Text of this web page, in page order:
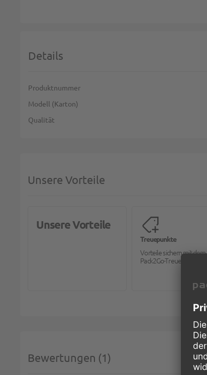
Details
Weitere Informationen
Produktnummer
Modell (Karton)
Qualität
Unsere Vorteile
Unsere Vorteile
Treuepunkte
Vorteile sichern mit dem
Pack2Go-Treueprogramm.
Bewertungen 1